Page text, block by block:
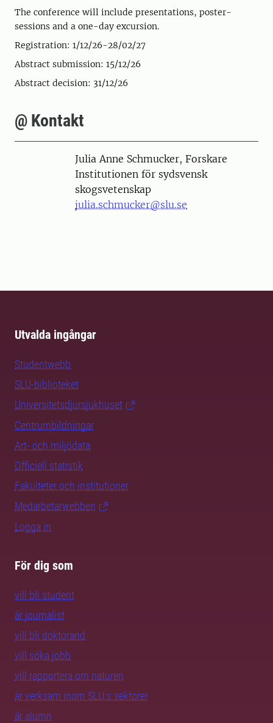
The conference will include presentations, poster-
sessions and a one-day excursion.
Registration: 1/12/26-28/02/27
Abstract submission: 15/12/26
Abstract decision: 31/12/26
@ Kontakt
PersonJulia Anne Schmucker, Forskare
Institutionen för sydsvensk
skogsvetenskap
julia.schmucker@slu.se
Utvalda ingångar
Studentwebb
SLU-biblioteket
Universitetsdjursjukhuset
Centrumbildningar
Art- och miljödata
Officiell statistik
Fakulteter och institutioner
Medarbetarwebben
Logga in
För dig som
vill bli student
är journalist
vill bli doktorand
vill söka jobb
vill rapportera om naturen
är verksam inom SLU:s sektorer
är alumn